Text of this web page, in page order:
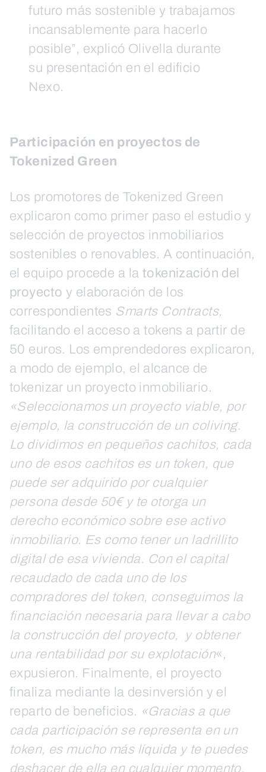
futuro más sostenible y trabajamos
incansablemente para hacerlo
posible”, explicó Olivella durante
su presentación en el edificio
Nexo.
Participación en proyectos de
Tokenized Green
Los promotores de Tokenized Green
explicaron como primer paso el estudio y
selección de proyectos inmobiliarios
sostenibles o renovables. A continuación,
el equipo procede a la tokenización del
proyecto y elaboración de los
correspondientes Smarts Contracts,
facilitando el acceso a tokens a partir de
50 euros. Los emprendedores explicaron,
a modo de ejemplo, el alcance de
tokenizar un proyecto inmobiliario.
«Seleccionamos un proyecto viable, por
ejemplo, la construcción de un coliving.
Lo dividimos en pequeños cachitos, cada
uno de esos cachitos es un token, que
puede ser adquirido por cualquier
persona desde 50€ y te otorga un
derecho económico sobre ese activo
inmobiliario. Es como tener un ladrillito
digital de esa vivienda. Con el capital
recaudado de cada uno de los
compradores del token, conseguimos la
financiación necesaria para llevar a cabo
la construcción del proyecto, y obtener
una rentabilidad por su explotación«,
expusieron. Finalmente, el proyecto
finaliza mediante la desinversión y el
reparto de beneficios. «Gracias a que
cada participación se representa en un
token, es mucho más líquida y te puedes
deshacer de ella en cualquier momento.